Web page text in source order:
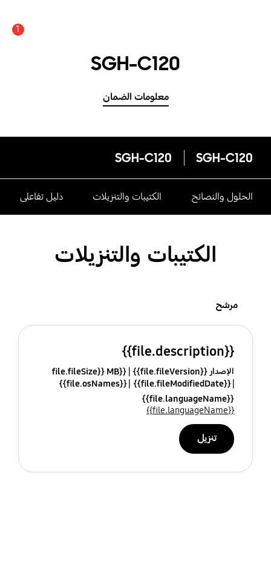
1
SGH-C120
معلومات الضمان
SGH-C120
SGH-C120
الحلول والنصائح الكتيبات والتنزيلات دليل تفاعلى
الكتيبات والتنزيلات
مرشح
{{file.description}}
الإصدار {{file.fileVersion}}
{{file.fileSize}} MB
{{file.fileModifiedDate}}
{{file.osNames}}
{{file.languageName}}
{{file.languageName}}
تنزيل